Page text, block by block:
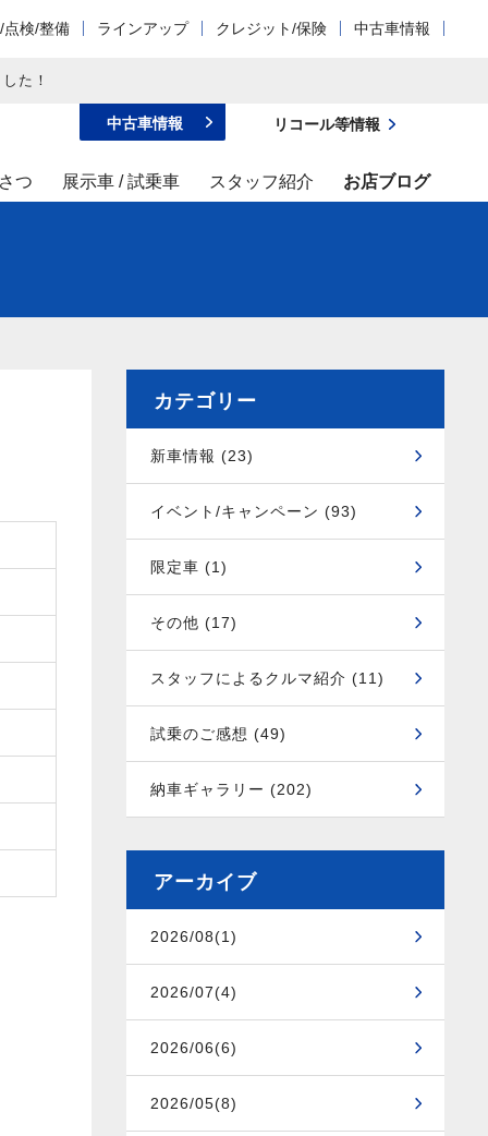
点検/整備 ラインアップ クレジット/保険 中古車情報
た！
つ 展示車 / 試乗車 スタッフ紹介 お店ブログ
中古車情報 リコール等情報
カテゴリー
新車情報 (23)
イベント/キャンペーン (93)
限定車 (1)
その他 (17)
スタッフによるクルマ紹介 (11)
試乗のご感想 (49)
納車ギャラリー (202)
アーカイブ
2026/08(1)
2026/07(4)
2026/06(6)
2026/05(8)